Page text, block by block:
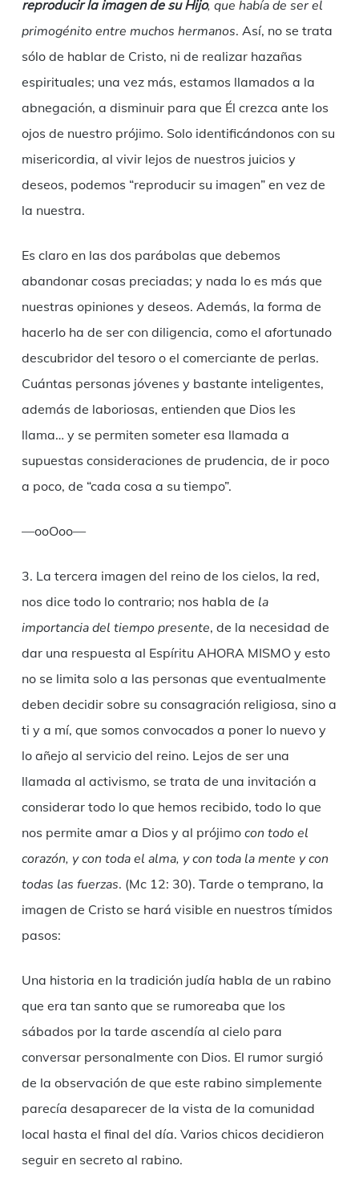
reproducir la imagen de su Hijo, que había de ser el
primogénito entre muchos hermanos. Así, no se trata
sólo de hablar de Cristo, ni de realizar hazañas
espirituales; una vez más, estamos llamados a la
abnegación, a disminuir para que Él crezca ante los
ojos de nuestro prójimo. Solo identificándonos con su
misericordia, al vivir lejos de nuestros juicios y
deseos, podemos “reproducir su imagen” en vez de
la nuestra.
Es claro en las dos parábolas que debemos
abandonar cosas preciadas; y nada lo es más que
nuestras opiniones y deseos. Además, la forma de
hacerlo ha de ser con diligencia, como el afortunado
descubridor del tesoro o el comerciante de perlas.
Cuántas personas jóvenes y bastante inteligentes,
además de laboriosas, entienden que Dios les
llama… y se permiten someter esa llamada a
supuestas consideraciones de prudencia, de ir poco
a poco, de “cada cosa a su tiempo”.
—ooOoo—
3. La tercera imagen del reino de los cielos, la red,
nos dice todo lo contrario; nos habla de la
importancia del tiempo presente, de la necesidad de
dar una respuesta al Espíritu AHORA MISMO y esto
no se limita solo a las personas que eventualmente
deben decidir sobre su consagración religiosa, sino a
ti y a mí, que somos convocados a poner lo nuevo y
lo añejo al servicio del reino. Lejos de ser una
llamada al activismo, se trata de una invitación a
considerar todo lo que hemos recibido, todo lo que
nos permite amar a Dios y al prójimo con todo el
corazón, y con toda el alma, y con toda la mente y con
todas las fuerzas. (Mc 12: 30). Tarde o temprano, la
imagen de Cristo se hará visible en nuestros tímidos
pasos:
Una historia en la tradición judía habla de un rabino
que era tan santo que se rumoreaba que los
sábados por la tarde ascendía al cielo para
conversar personalmente con Dios. El rumor surgió
de la observación de que este rabino simplemente
parecía desaparecer de la vista de la comunidad
local hasta el final del día. Varios chicos decidieron
seguir en secreto al rabino.